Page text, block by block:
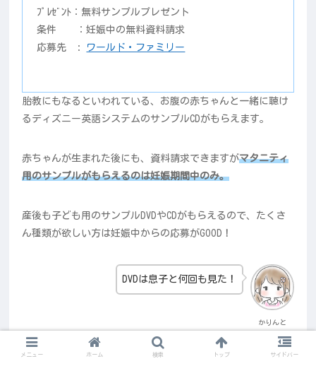
ﾌﾟﾚｾﾞﾝﾄ：無料サンプルプレゼント
条件 ：妊娠中の無料資料請求
応募先 :
ワールド・ファミリー
胎教にもなるといわれている、お腹の赤ちゃんと一緒に聴け
るディズニー英語システムのサンプルCDがもらえます。
赤ちゃんが生まれた後にも、資料請求できますがマタニティ
用のサンプルがもらえるのは妊娠期間中のみ。
産後も子ども用のサンプルDVDやCDがもらえるので、たくさ
ん種類が欲しい方は妊娠中からの応募がGOOD！
かりんと
DVDは息子と何回も見た！
メニュー ホーム 検索 トップ サイドバー